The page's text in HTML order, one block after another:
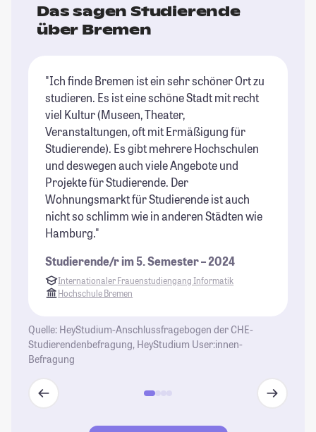
Das sagen Studierende
über Bremen
"Ich finde Bremen ist ein sehr schöner Ort zu
studieren. Es ist eine schöne Stadt mit recht
viel Kultur (Museen, Theater,
Veranstaltungen, oft mit Ermäßigung für
Studierende). Es gibt mehrere Hochschulen
und deswegen auch viele Angebote und
Projekte für Studierende. Der
Wohnungsmarkt für Studierende ist auch
nicht so schlimm wie in anderen Städten wie
Hamburg."
Studierende/r im 5. Semester – 2024
Internationaler Frauenstudiengang Informatik
Hochschule Bremen
Quelle: HeyStudium-Anschlussfragebogen der CHE-
Studierendenbefragung, HeyStudium User:innen-
Befragung